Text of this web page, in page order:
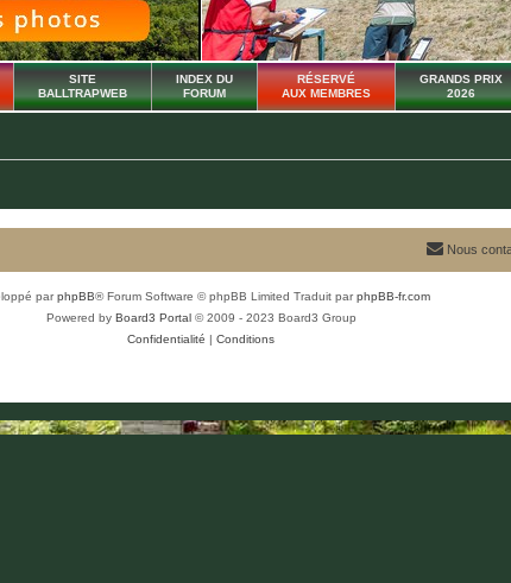
SITE
BALLTRAPWEB
INDEX DU
FORUM
RÉSERVÉ
AUX MEMBRES
GRANDS PRIX
2026
Nous
parphpBB® Forum Software © phpBB Limited Traduit parphpBB-fr.com
Powered by Board3 Portal© 2009 - 2023 Board3 Group
Confidentialité | Conditions